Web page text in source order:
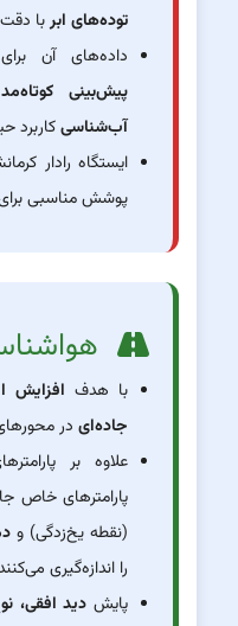
توده‌های ابربا دقت
داده‌های آن
پیش‌بینی
آب‌شناسیکاربرد
ایستگاه رادار
پوشش مناسبی
با هدف افزایش
جاده‌ای در
علاوه بر
پارامترهای خاص
(نقطه یخ‌زدگی) و
را اندازه‌گیری
پایش دید افقی،